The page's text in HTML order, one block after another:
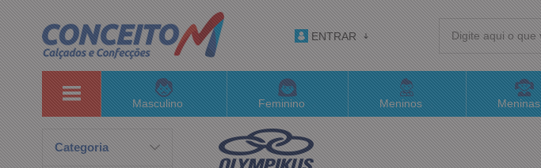
ENTRAR
Masculino Feminino Meninos Meninas
Categoria